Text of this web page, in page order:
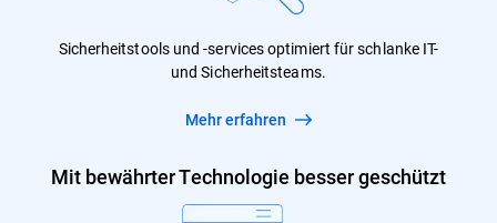
Sicherheitstools und -services optimiert für schlanke IT-
und Sicherheitsteams.
Mehr erfahren
Mit bewährter Technologie besser geschützt